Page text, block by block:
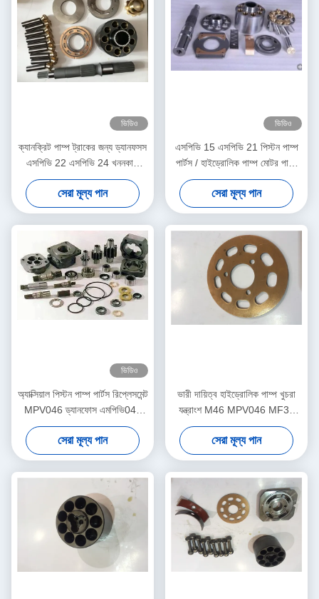
ভিডিও
ক্যানক্রিট পাম্প ট্রাকের জন্য ড্যানফসস
এসপিভি 22 এসপিভি 24 খননকারী
হাইড্রোলিক পাম্প যন্ত্রাংশ
সেরা মূল্য পান
ভিডিও
এসপিভি 15 এসপিভি 21 পিস্টন পাম্প
পার্টস / হাইড্রোলিক পাম্প মোটর পার্টস
সান্দ্রস্ট্র্যান্ড সিরিজ 23 24 25
সেরা মূল্য পান
ভিডিও
অ্যাক্সিয়াল পিস্টন পাম্প পার্টস রিপ্লেসমেন্ট
MPV046 ড্যানফোস এমপিভি046
এমপিটিও এমপিটিও 35
সেরা মূল্য পান
ভারী দায়িত্ব হাইড্রোলিক পাম্প খুচরা
যন্ত্রাংশ M46 MPV046 MF35
MPTO35 এসপিভি 6-119
সেরা মূল্য পান